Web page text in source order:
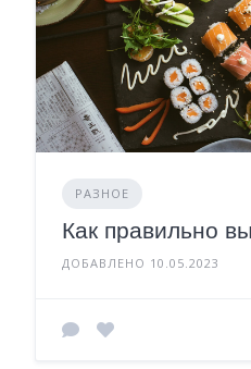
РАЗНОЕ
Как правильно
ДОБАВЛЕНО 10.05.2023